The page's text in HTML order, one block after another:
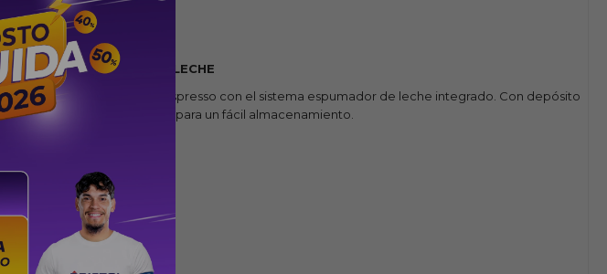
SISTEMA ESPUMADOR DE LECHE
Personaliza tus bebidas de espresso con el sistema espumador de leche integrado. Con depósito
de leche de 250 mL extraíble para un fácil almacenamiento.